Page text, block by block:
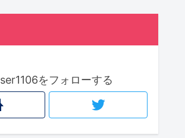
をフォローする